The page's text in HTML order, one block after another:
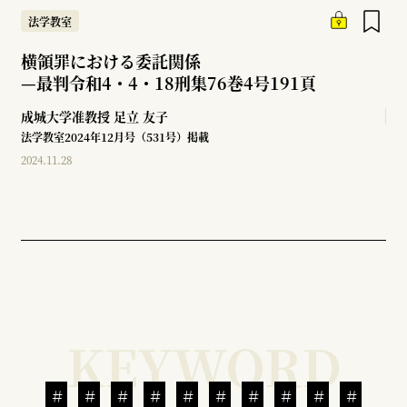
法学教室
横領罪における委託関係
—最判令和4・4・18刑集76巻4号191頁
成城大学准教授 足立 友子
法学教室2024年12月号（531号）掲載
2024.11.28